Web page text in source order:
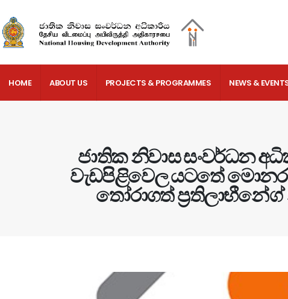
HOME ABOUT US PROJECTS & PROGRAMMES NEWS &
ජාතික නිවාස සංවර්ධන
වැඩපිළිවෙල යටතේ
තෝරාගත් ප්‍රතිලාභීන්‍ගේ